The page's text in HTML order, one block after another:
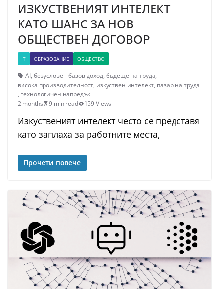
ИЗКУСТВЕНИЯТ ИНТЕЛЕКТ
КАТО ШАНС ЗА НОВ
ОБЩЕСТВЕН ДОГОВОР
IT ОБРАЗОВАНИЕ ОБЩЕСТВО
AI, безусловен базов доход, бъдеще на труда,
висока производителност, изкуствен интелект, пазар на труда
, технологичен напредък
2 months
9 min read 159 Views
Изкуственият интелект често се представя
като заплаха за работните места,
Прочети повече